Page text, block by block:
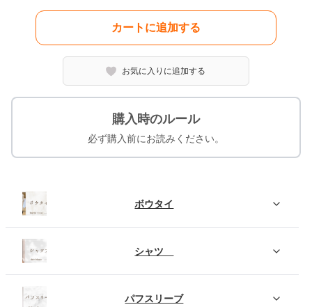
カートに追加する
お気に入りに追加する
購入時のルール
必ず購入前にお読みください。
ボウタイ
シャツ
パフスリーブ